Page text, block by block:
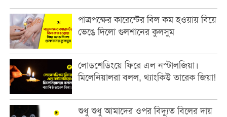
পাত্রপক্ষের কারেন্টের বিল কম হওয়ায় বিয়ে
ভেঙে দিলো গুলশানের কুলসুম
লোডশেডিংয়ে ফিরে এল নস্টালজিয়া।
মিলেনিয়ালরা বলল, থ্যাংকিউ তারেক জিয়া!
শুধু শুধু আমাদের ওপর বিদ্যুত বিলের দায়